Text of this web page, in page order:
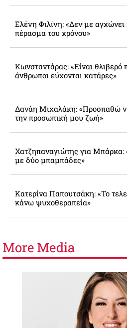
Ελένη Φιλίνη: «Δεν με
πέρασμα του χρόνου»
Κωνσταντάρας: «Είναι θλιβερό
άνθρωποι εύχονται κατάρες»
Δανάη Μιχαλάκη: «Προσπαθώ
την προσωπική μου ζωή»
Χατζηπαναγιώτης για Μπάρκα:
με δύο μπαμπάδες»
Κατερίνα Παπουτσάκη: «Το
κάνω ψυχοθεραπεία»
More Media